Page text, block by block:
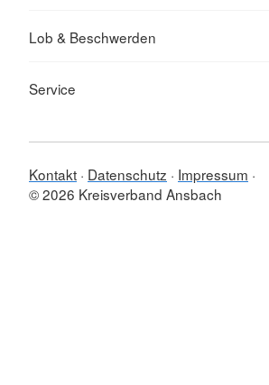
Lob & Beschwerden
Service
Kontakt Datenschutz
Impressum
© 2026 Kreisverband Ansbach